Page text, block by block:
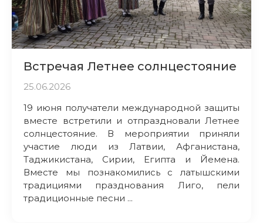
Встречая Летнее солнцестояние
25.06.2026
19 июня получатели международной защиты
вместе встретили и отпраздновали Летнее
солнцестояние. В мероприятии приняли
участие люди из Латвии, Афганистана,
Таджикистана, Сирии, Египта и Йемена.
Вместе мы познакомились с латышскими
традициями празднования Лиго, пели
традиционные песни ...